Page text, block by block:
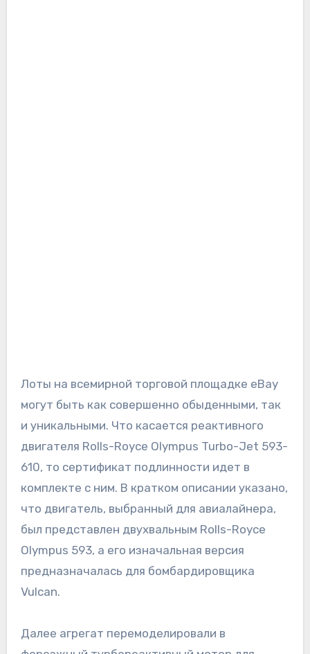
Лоты на всемирной торговой площадке eBay
могут быть как совершенно обыденными, так
и уникальными. Что касается реактивного
двигателя Rolls-Royce Olympus Turbo-Jet 593-
610, то сертификат подлинности идет в
комплекте с ним. В кратком описании указано,
что двигатель, выбранный для авиалайнера,
был представлен двухвальным Rolls-Royce
Olympus 593, а его изначальная версия
предназначалась для бомбардировщика
Vulcan.
Далее агрегат перемоделировали в